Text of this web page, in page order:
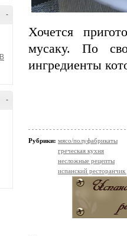
-
-
Хочется
мусаку. По
ингредиенты
Рубрики: мясо/полуфабрикаты
греческая кухня
несложные рецепты
испанский